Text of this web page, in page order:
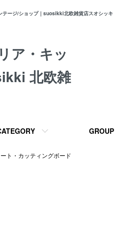
テージ/ショップ｜suosikki北欧雑貨店スオシッキ
ア・キッ
北欧雑
GROUP
ト・カッティングボード